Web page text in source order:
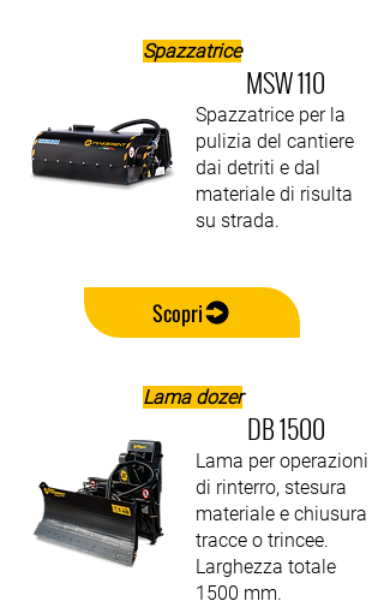
Spazzatrice
MSW 110
Spazzatrice per la
pulizia del cantiere
dai detriti e dal
materiale di risulta
su strada.
Scopri
Lama dozer
DB 1500
Lama per operazioni
di rinterro, stesura
materiale e chiusura
tracce o trincee.
Larghezza totale
1500 mm.